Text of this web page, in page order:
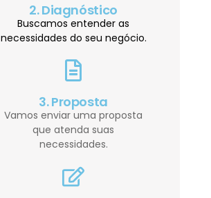
2. Diagnóstico
Buscamos entender as
necessidades do seu negócio.
3. Proposta
Vamos enviar uma proposta
que atenda suas
necessidades.